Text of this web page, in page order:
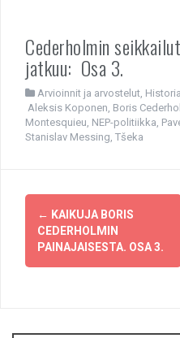
Cederholmin
jatkuu: Osa 3.
Arvioinnit ja arvostelut,
Aleksis Koponen, Boris
Montesquieu, NEP-politiikka,
Stanislav Messing, Tšeka
Post
navigation
← KAIKUJA BORIS
CEDERHOLMIN
PAINAJAISESTA. OSA 3.